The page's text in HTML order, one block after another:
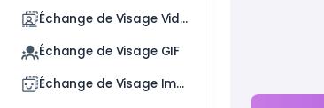
Échange de Visage Vidéo
Échange de Visage GIF
Échange de Visage Image